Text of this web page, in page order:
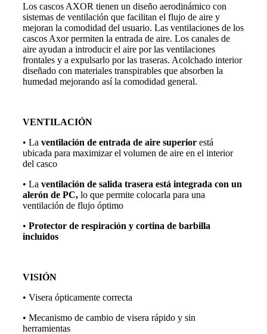
Los cascos AXOR tienen un diseño aerodinámico con
sistemas de ventilación que facilitan el flujo de aire y
mejoran la comodidad del usuario. Las ventilaciones de los
cascos Axor permiten la entrada de aire. Los canales de
aire ayudan a introducir el aire por las ventilaciones
frontales y a expulsarlo por las traseras. Acolchado interior
diseñado con materiales transpirables que absorben la
humedad mejorando así la comodidad general.
VENTILACIÓN
• La ventilación de entrada de aire superior está
ubicada para maximizar el volumen de aire en el interior
del casco
• La ventilación de salida trasera está integrada con un
alerón de PC, lo que permite colocarla para una
ventilación de flujo óptimo
• Protector de respiración y cortina de barbilla
incluidos
VISIÓN
• Visera ópticamente correcta
• Mecanismo de cambio de visera rápido y sin
herramientas